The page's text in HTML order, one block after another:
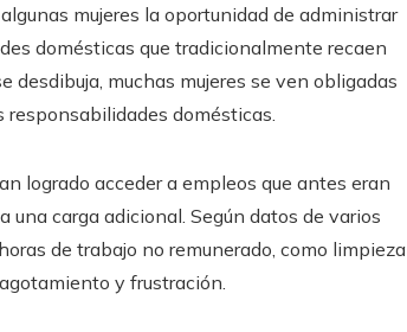
mujeres la oportunidad de administrar
domésticas que tradicionalmente recaen
desdibuja, muchas mujeres se ven obligadas
domésticas.
logrado acceder a empleos que antes eran
carga adicional. Según datos de varios
de trabajo no remunerado, como limpieza
y frustración.